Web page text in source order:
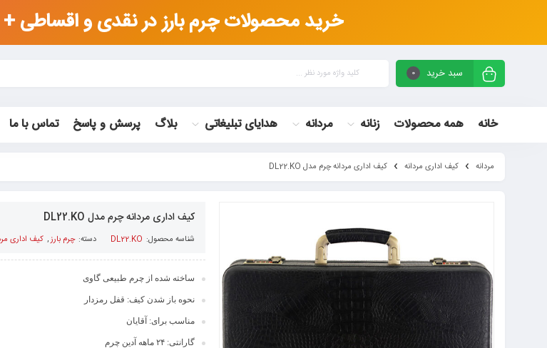
خرید محصولات چرم بارز در نقدی و اقساطی +
سبد خرید 0
خانه همه محصولات زنانه مردانه هدایای تبلیغاتی بلاگ پرسش و پاسخ تماس با ما
مردانه کیف اداری مردانه کیف اداری مردانه چرم مدل DL22.KO
کیف اداری مردانه چرم مدل DL22.KO
شناسه محصول: DL22.KO دسته: چرم بارز, کیف اداری
ساخته شده از چرم طبیعی گاوی
نحوه باز شدن کیف: قفل رمزدار
مناسب برای: آقایان
گارانتی: ۲۴ ماهه آدین چرم